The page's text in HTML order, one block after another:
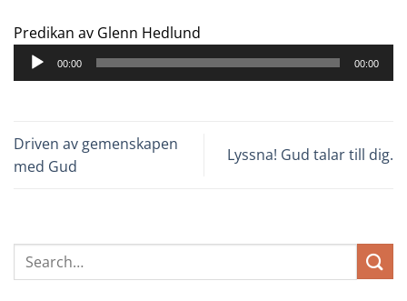
Predikan av Glenn Hedlund
00:00 00:00
Driven av gemenskapen
med Gud
Lyssna! Gud talar till dig.